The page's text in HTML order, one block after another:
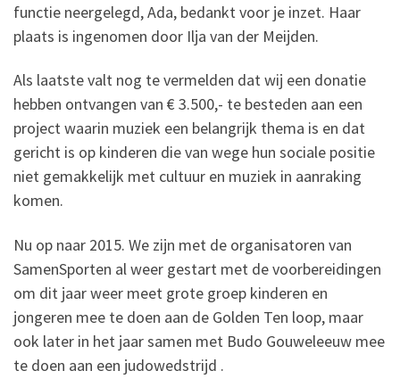
functie neergelegd, Ada, bedankt voor je inzet. Haar
plaats is ingenomen door Ilja van der Meijden.
Als laatste valt nog te vermelden dat wij een donatie
hebben ontvangen van € 3.500,- te besteden aan een
project waarin muziek een belangrijk thema is en dat
gericht is op kinderen die van wege hun sociale positie
niet gemakkelijk met cultuur en muziek in aanraking
komen.
Nu op naar 2015. We zijn met de organisatoren van
SamenSporten al weer gestart met de voorbereidingen
om dit jaar weer meet grote groep kinderen en
jongeren mee te doen aan de Golden Ten loop, maar
ook later in het jaar samen met Budo Gouweleeuw mee
te doen aan een judowedstrijd .